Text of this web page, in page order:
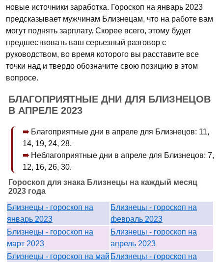
новые источники заработка. Гороскоп на январь 2023
предсказывает мужчинам Близнецам, что на работе вам
могут поднять зарплату. Скорее всего, этому будет
предшествовать ваш серьезный разговор с
руководством, во время которого вы расставите все
точки над и твердо обозначите свою позицию в этом
вопросе.
БЛАГОПРИЯТНЫЕ ДНИ ДЛЯ БЛИЗНЕЦОВ
В АПРЕЛЕ 2023
Благоприятные дни в апреле для Близнецов: 11,
14, 19, 24, 28.
Неблагоприятные дни в апреле для Близнецов: 7,
12, 16, 26, 30.
Гороскоп для знака Близнецы на каждый месяц
2023 года
Близнецы - гороскоп на
январь 2023
Близнецы - гороскоп на
февраль 2023
Близнецы - гороскоп на
март 2023
Близнецы - гороскоп на
апрель 2023
Близнецы - гороскоп на май Близнецы - гороскоп на